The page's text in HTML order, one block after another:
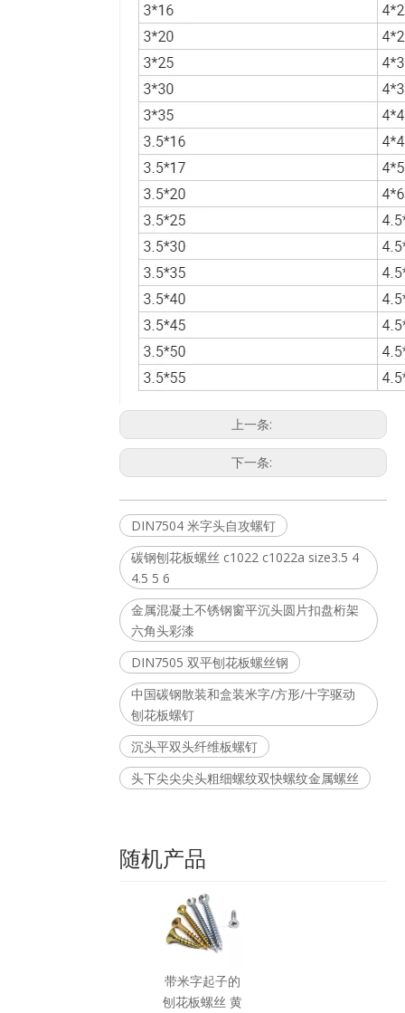
上一条:
下一条:
DIN7504 米字头自攻螺钉
碳钢刨花板螺丝 c1022 c1022a size3.5 4
4.5 5 6
金属混凝土不锈钢窗平沉头圆片扣盘桁架
六角头彩漆
DIN7505 双平刨花板螺丝钢
中国碳钢散装和盒装米字/方形/十字驱动
刨花板螺钉
沉头平双头纤维板螺钉
头下尖尖尖头粗细螺纹双快螺纹金属螺丝
随机产品
带米字起子的
刨花板螺丝 黄